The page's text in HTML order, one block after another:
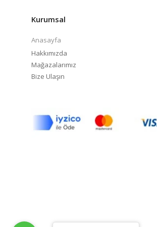
Kurumsal
Anasayfa
Hakkımızda
Mağazalarımız
Bize Ulaşın